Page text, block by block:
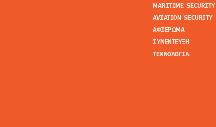
MARITIME SECURITY
AVIATION SECURITY
ΑΦΙΕΡΩΜΑ
ΣΥΝΕΝΤΕΥΞΗ
ΤΕΧΝΟΛΟΓΙΑ